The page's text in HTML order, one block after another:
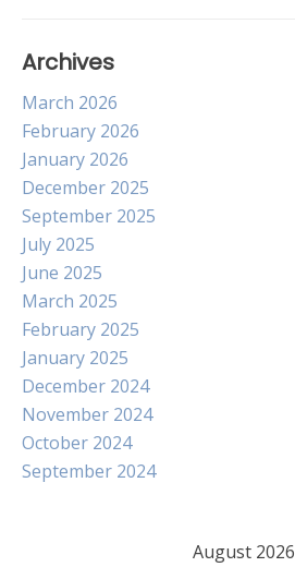
Archives
March 2026
February 2026
January 2026
December 2025
September 2025
July 2025
June 2025
March 2025
February 2025
January 2025
December 2024
November 2024
October 2024
September 2024
August 2026